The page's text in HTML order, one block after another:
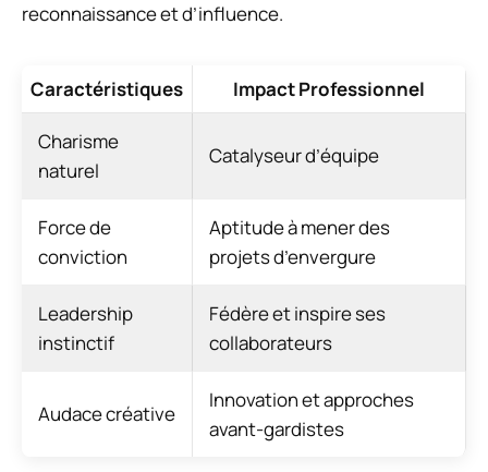
reconnaissance et d’influence.
Caractéristiques Impact Professionnel
Charisme
naturel
Catalyseur d’équipe
Force de
conviction
Aptitude à mener des
projets d’envergure
Leadership
instinctif
Fédère et inspire ses
collaborateurs
Audace créative
Innovation et approches
avant-gardistes